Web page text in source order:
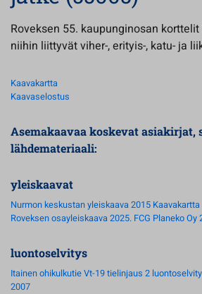
Roveksen 55. kaupunginosan
niihin liittyvät viher-, erityis-, katu- ja
Kaavakartta
Kaavaselostus
Asemakaavaa koskevat asiakirjat,
lähdemateriaali:
yleiskaavat
Nurmon keskustan yleiskaava 2015 Kaavakartta
Roveksen osayleiskaava 2025. FCG Planeko Oy
luontoselvitys
Itainen ohikulkutie Vt-19 tielinjaus 2
2007